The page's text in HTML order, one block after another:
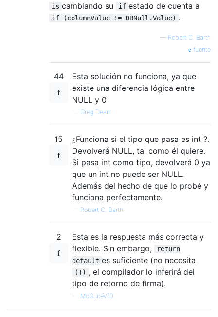
is cambiando su if estado de cuenta a
if (columnValue != DBNull.Value) .
— Robert C. Barth
fuente
44
Esta solución no funciona, ya que
existe una diferencia lógica entre
NULL y 0
— Greg Dean
15
¿Funciona si el tipo que pasa es int ?.
Devolverá NULL, tal como él quiere.
Si pasa int como tipo, devolverá 0 ya
que un int no puede ser NULL.
Además del hecho de que lo probé y
funciona perfectamente.
— Robert C. Barth
2
Esta es la respuesta más correcta y
flexible. Sin embargo,
return
default es suficiente (no necesita
(T) , el compilador lo inferirá del
tipo de retorno de firma).
— McGuireV10